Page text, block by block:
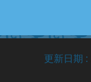
更新日期